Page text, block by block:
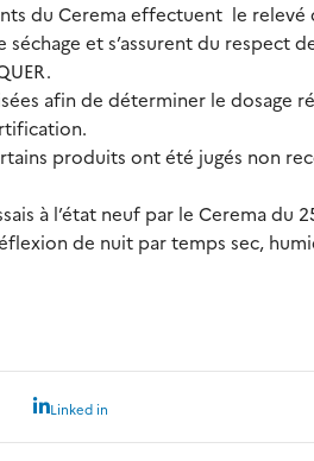
du Cerema effectuent le
et s’assurent du respect
afin de déterminer le
produits ont été jugés non
à l’état neuf par le Cerema du
de nuit par temps sec,
Linked in